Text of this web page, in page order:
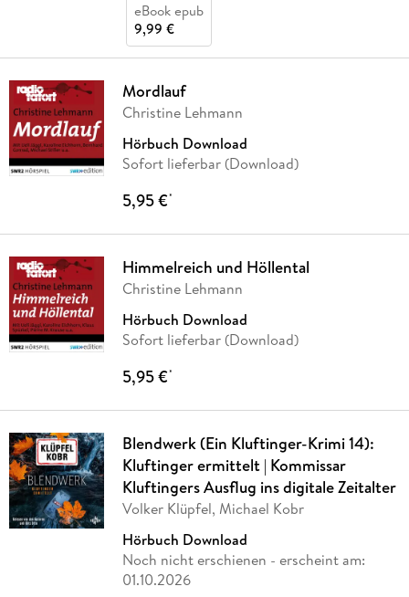
eBook epub
9,99 €
Mordlauf
Christine Lehmann
Hörbuch Download
Sofort lieferbar (Download)
5,95 €*
Himmelreich und Höllental
Christine Lehmann
Hörbuch Download
Sofort lieferbar (Download)
5,95 €*
Blendwerk (Ein Kluftinger-Krimi 14):
Kluftinger ermittelt | Kommissar
Kluftingers Ausflug ins digitale Zeitalter
Volker Klüpfel, Michael Kobr
Hörbuch Download
Noch nicht erschienen - erscheint am:
01.10.2026